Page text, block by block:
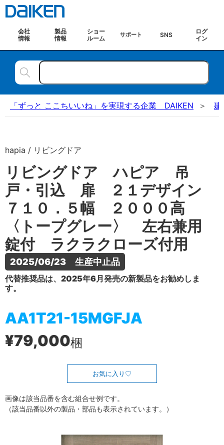
会社
情報
製品
情報
ショー
ルーム
サポート SNS
ログ
イン
「ずっと ここちいいね」を実現する企業 DAIKEN 建
hapia / リビングドア
リビングドア ハピア 吊
戸・引込 扉 ２１デザイン
７１０．５幅 ２０００高
〈トープグレー〉 左右兼用
錠付 ラクラクローズ付用
2025/06/23　生産中止品
代替推奨品は、2025年6月発売の新製品をお勧めしま
す。
AA1T21-15MGFJA
¥79,000梱
お気に入り
画像は該当品番を含む組合せ例です。
（該当品番以外の製品・部品も表示されています。）